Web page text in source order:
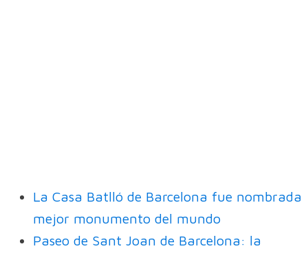
La Casa Batlló de Barcelona fue nombrada
mejor monumento del mundo
Paseo de Sant Joan de Barcelona: la